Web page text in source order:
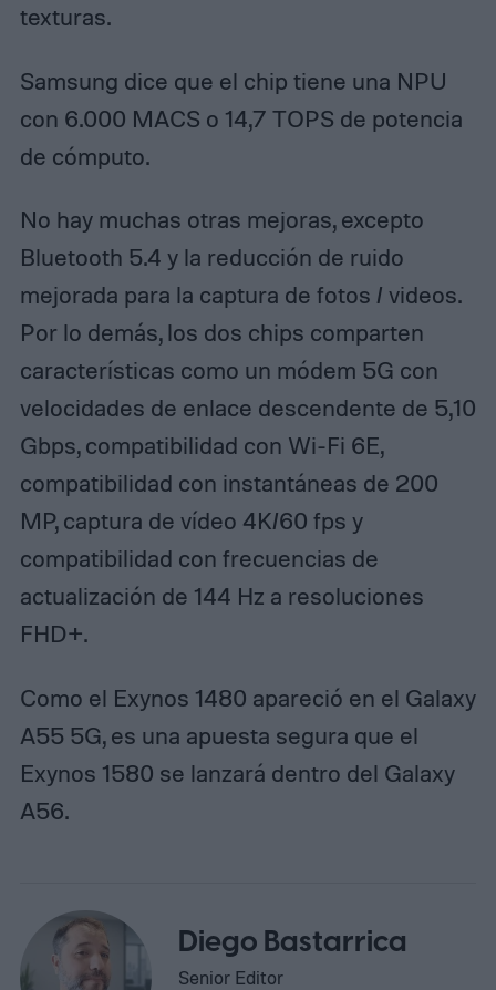
texturas.
Samsung dice que el chip tiene una NPU
con 6.000 MACS o 14,7 TOPS de potencia
de cómputo.
No hay muchas otras mejoras, excepto
Bluetooth 5.4 y la reducción de ruido
mejorada para la captura de fotos / videos.
Por lo demás, los dos chips comparten
características como un módem 5G con
velocidades de enlace descendente de 5,10
Gbps, compatibilidad con Wi-Fi 6E,
compatibilidad con instantáneas de 200
MP, captura de vídeo 4K/60 fps y
compatibilidad con frecuencias de
actualización de 144 Hz a resoluciones
FHD+.
Como el Exynos 1480 apareció en el Galaxy
A55 5G, es una apuesta segura que el
Exynos 1580 se lanzará dentro del Galaxy
A56.
Diego Bastarrica
Senior Editor